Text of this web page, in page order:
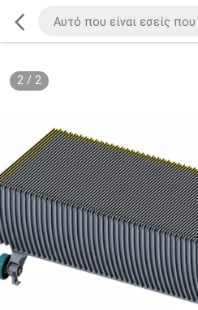
2/ 2